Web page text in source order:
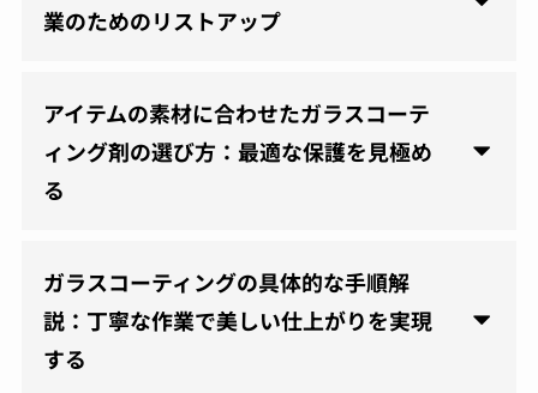
業のためのリストアップ
アイテムの素材に合わせたガラスコーテ
ィング剤の選び方：最適な保護を見極め
る
ガラスコーティングの具体的な手順解
説：丁寧な作業で美しい仕上がりを実現
する